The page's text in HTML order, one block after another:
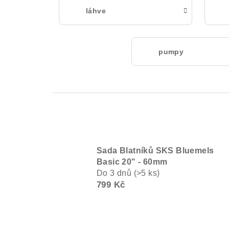
láhve
pumpy
Sada Blatníků SKS Bluemels
Basic 20" - 60mm
Do 3 dnů (>5 ks)
799 Kč